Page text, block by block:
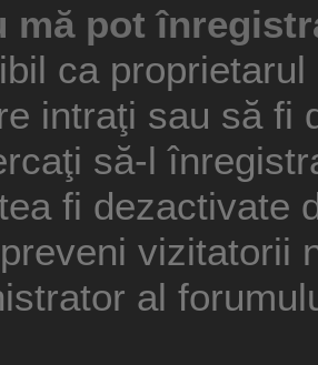
mă pot
ca
intraţi sau să fi
să-l
fi dezactivate
vizitatorii
al